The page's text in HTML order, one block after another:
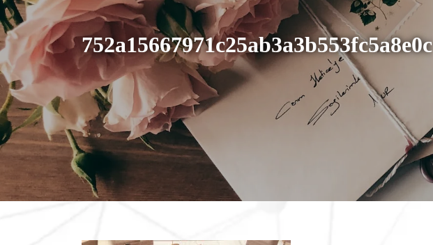
752a15667971c25ab3a3b553fc5a8e0c